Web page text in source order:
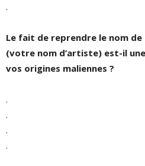
.
Le fait de reprendre le nom de
(votre nom d’artiste) est-il
vos origines maliennes ?
.
.
.
.